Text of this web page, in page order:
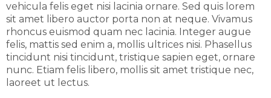
vehicula felis eget nisi lacinia ornare. Sed quis lorem
sit amet libero auctor porta non at neque. Vivamus
rhoncus euismod quam nec lacinia. Integer augue
felis, mattis sed enim a, mollis ultrices nisi. Phasellus
tincidunt nisi tincidunt, tristique sapien eget, ornare
nunc. Etiam felis libero, mollis sit amet tristique nec,
laoreet ut lectus.